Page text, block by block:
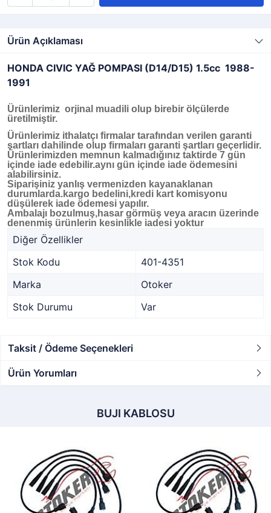
Ürün Açıklaması
HONDA CIVIC YAĞ POMPASI (D14/D15) 1.5cc 1988-
1991
Ürünlerimiz orjinal muadili olup birebir ölçülerde
üretilmiştir.
Ürünlerimiz ithalatçı firmalar tarafından verilen garanti
şartları dahilinde olup firmaları garanti şartları geçerlidir.
Ürünlerimizden memnun kalmadığınız taktirde 7 gün
içinde iade edebilir.aynı gün içinde iade ödemesini
alabilirsiniz.
Siparişiniz yanlış vermenizden kayanaklanan
durumlarda.kargo bedelini,kredi kart komisyonu
düşülerek iade ödemesi yapılır.
Ambalajı bozulmuş,hasar görmüş veya aracın üzerinde
denenmiş ürünlerin kesinlikle iadesi yoktur
Diğer Özellikler
Stok Kodu
401-4351
Marka
Otoker
Stok Durumu
Var
Taksit / Ödeme Seçenekleri
Ürün Yorumları
BUJI KABLOSU